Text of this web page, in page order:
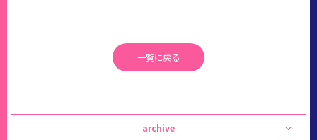
一覧に戻る
archive